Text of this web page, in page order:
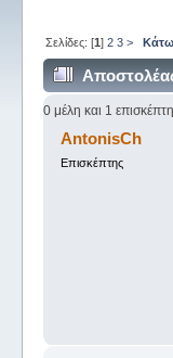
Σελίδες: [1] 2 3 > Κάτω
φορές)
0 μέλη και 1
AntonisCh
Επισκέπτης